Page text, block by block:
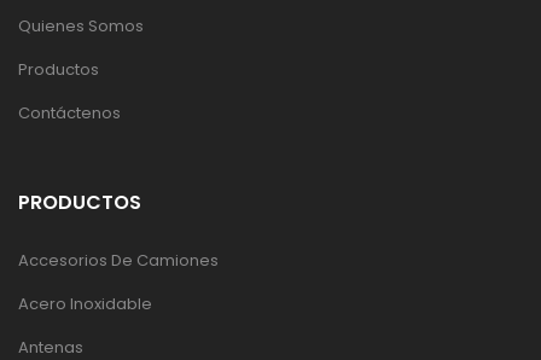
Quienes Somos
Productos
Contáctenos
PRODUCTOS
Accesorios De Camiones
Acero Inoxidable
Antenas